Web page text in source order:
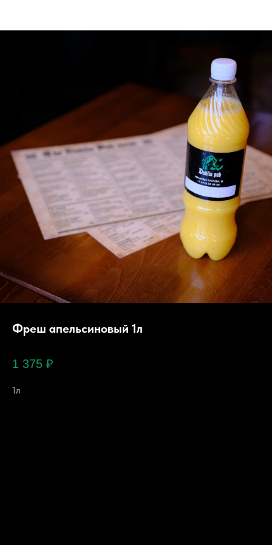
Фреш апельсиновый 1л
1 375 ₽
1л